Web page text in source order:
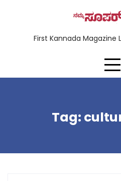
First Kannada Magazine
Tag: